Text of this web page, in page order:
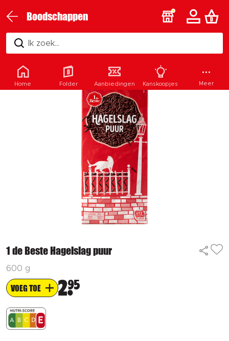
Boodschappen
Ik zoek...
1 de Beste Hagelslag puur
600 g
VOEG TOE 295
Home Folder Aanbiedingen Kanskoopjes Meer